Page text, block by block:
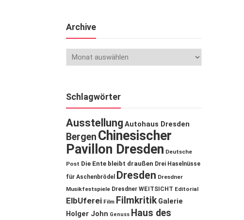
Archive
Schlagwörter
Ausstellung Autohaus Dresden
Bergen Chinesischer
Pavillon Dresden Deutsche
Post Die Ente bleibt draußen Drei Haselnüsse
für Aschenbrödel
Dresden Dresdner
Musikfestspiele Dresdner WEITSICHT Editorial
ElbUferei Film Filmkritik Galerie
Holger John Genuss Haus des